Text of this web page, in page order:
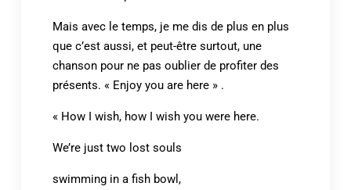
Mais avec le temps, je me dis de plus en plus
que c’est aussi, et peut-être surtout, une
chanson pour ne pas oublier de profiter des
présents. « Enjoy you are here » .
« How I wish, how I wish you were here.
We’re just two lost souls
swimming in a fish bowl,